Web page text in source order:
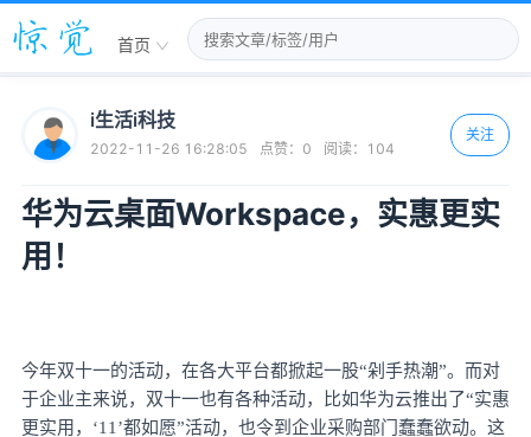
首页
i生活i科技
2022-11-26 16:28:05 点赞： 0 阅读： 104
关注
华为云桌面Workspace，实惠更实
用！
今年双十一的活动，在各大平台都掀起一股“剁手热潮”。而对
于企业主来说，双十一也有各种活动，比如华为云推出了“实惠
更实用，‘11’都如愿”活动，也令到企业采购部门蠢蠢欲动。这